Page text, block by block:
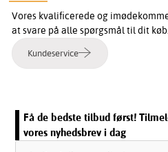
Vores kvalificerede og
at svare på alle spørgsmål til dit køb.
Kundeservice
Få de bedste tilbud først!
vores nyhedsbrev i dag